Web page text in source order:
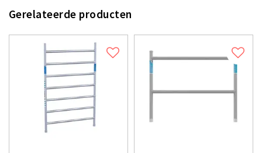
Gerelateerde producten